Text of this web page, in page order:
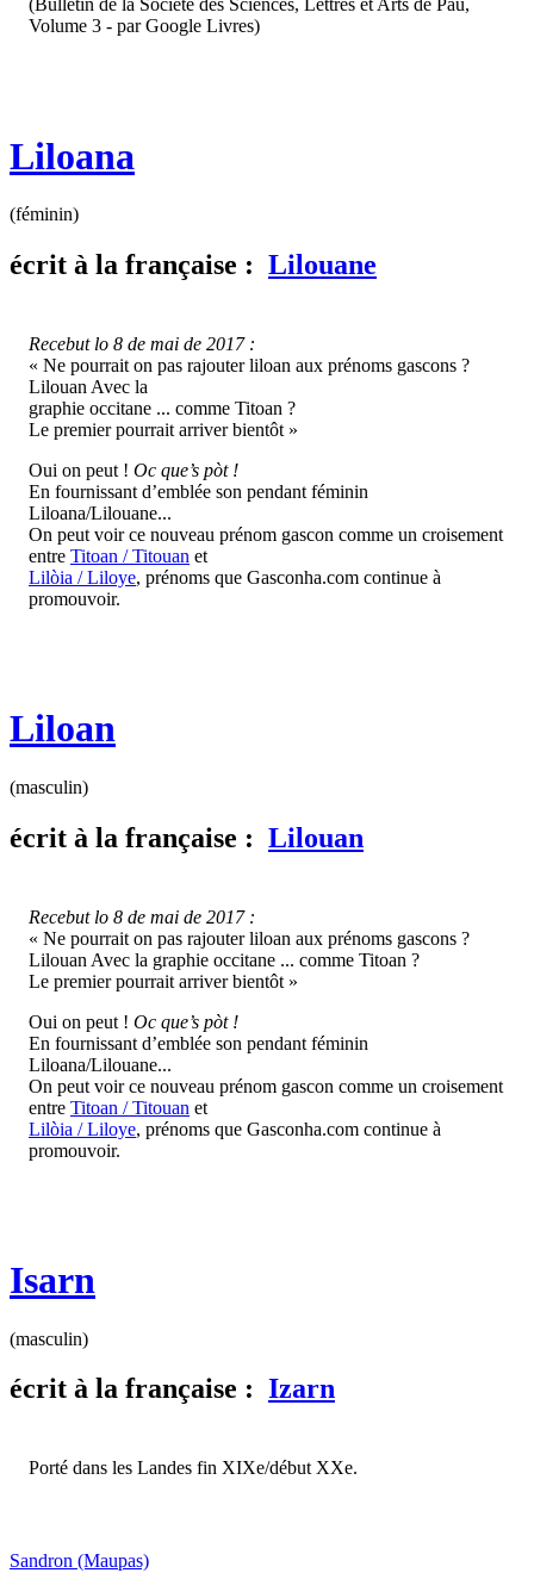
(Bulletin de la Société des Sciences, Lettres et Arts de Pau,
Volume 3 - par Google Livres)
Liloana
(féminin)
écrit à la française : Lilouane
Recebut lo 8 de mai de 2017 :
« Ne pourrait on pas rajouter liloan aux prénoms gascons ?
Lilouan Avec la
graphie occitane ... comme Titoan ?
Le premier pourrait arriver bientôt »
Oui on peut ! Oc que’s pòt !
En fournissant d’emblée son pendant féminin
Liloana/Lilouane...
On peut voir ce nouveau prénom gascon comme un croisement
entre Titoan / Titouan et
Lilòia / Liloye, prénoms que Gasconha.com continue à
promouvoir.
Liloan
(masculin)
écrit à la française : Lilouan
Recebut lo 8 de mai de 2017 :
« Ne pourrait on pas rajouter liloan aux prénoms gascons ?
Lilouan Avec la graphie occitane ... comme Titoan ?
Le premier pourrait arriver bientôt »
Oui on peut ! Oc que’s pòt !
En fournissant d’emblée son pendant féminin
Liloana/Lilouane...
On peut voir ce nouveau prénom gascon comme un croisement
entre Titoan / Titouan et
Lilòia / Liloye, prénoms que Gasconha.com continue à
promouvoir.
Isarn
(masculin)
écrit à la française : Izarn
Porté dans les Landes fin XIXe/début XXe.
Sandron (Maupas)